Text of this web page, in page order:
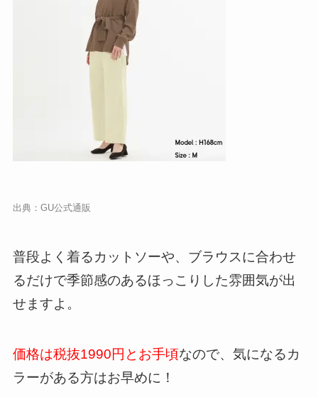
出典： GU公式通販
普段よく着るカットソーや、ブラウスに合わせ
るだけで季節感のあるほっこりした雰囲気が出
せますよ。
価格は税抜1990円とお手頃なので、気になるカ
ラーがある方はお早めに！